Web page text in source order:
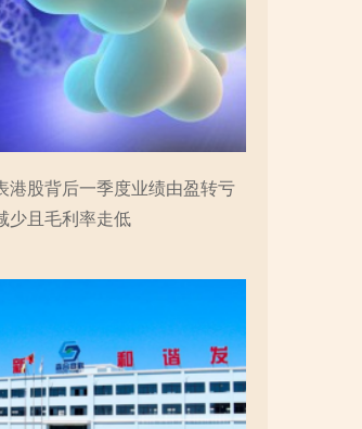
港股背后一季度业绩由盈转亏
少且毛利率走低